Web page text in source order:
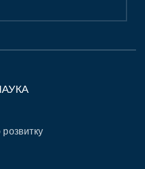
розвитку